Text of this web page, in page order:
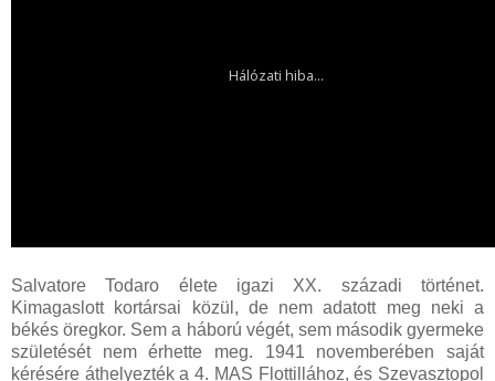
Salvatore Todaro élete igazi XX. századi történet.
Kimagaslott kortársai közül, de nem adatott meg neki a
békés öregkor. Sem a háború végét, sem második gyermeke
születését nem érhette meg. 1941 novemberében saját
kérésére áthelyezték a 4. MAS Flottillához, és Szevasztopol